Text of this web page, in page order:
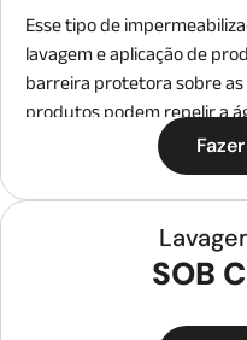
Esse tipo de
lavagem e aplicação de
barreira protetora sobre
produtos podem repelir a
facilitar a limpeza. Além
evitar o crescimento de
em tecidos expostos à
SOB